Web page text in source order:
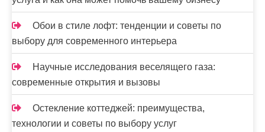
Обои в стиле лофт: тенденции и советы по
выбору для современного интерьера
Научные исследования веселящего газа:
современные открытия и вызовы
Остекление коттеджей: преимущества,
технологии и советы по выбору услуг